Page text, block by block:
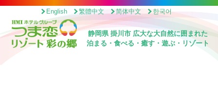
静岡県 掛川市 広大な大自然に囲まれた
泊まる・食べる・癒す・遊ぶ・リゾート
English 繁體中文 简体中文 한국어